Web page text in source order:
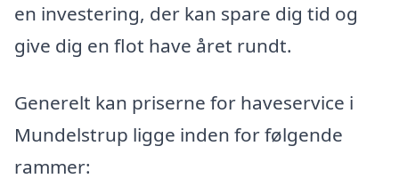
en investering, der kan spare dig tid og
give dig en flot have året rundt.
Generelt kan priserne for haveservice i
Mundelstrup ligge inden for følgende
rammer: